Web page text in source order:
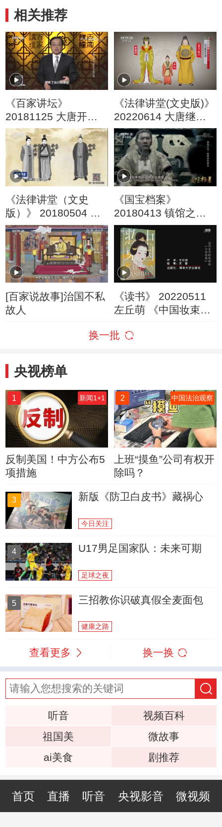
相关推荐
《百家讲坛》
20181125 大唐开国
（下部） 12 平定江陵
《法律讲堂(文史版)》
20220614 大唐继位
风云（8）改立皇后风
波
《法律讲堂（文史
版）》 20180504 大
唐第一宰相长孙无忌
（一）李世民的首席
功臣
《国宝档案》
20180413 镇馆之宝
——被修改的墓志
[百家说故事]治国不私
故人
《读书》 20220511
左丘萌 《中国妆束
代女子时尚指南：
换一批
央视榜单
1 新闻1+1
反制美国！中方公布5
项措施
2 中国法治观察
上班“摸鱼”公司有权开
除吗？
3 新版《防卫白皮书》藏祸心
今日关注
4 U17男足国家队：未来可期
足球之夜
5 三招教你识破真假全麦面包
健康之路
查看更多 换一换
听音
视频百科
祖国美
微故事
ai美食
剧推荐
首页 直播 听音 央视影音 微视频